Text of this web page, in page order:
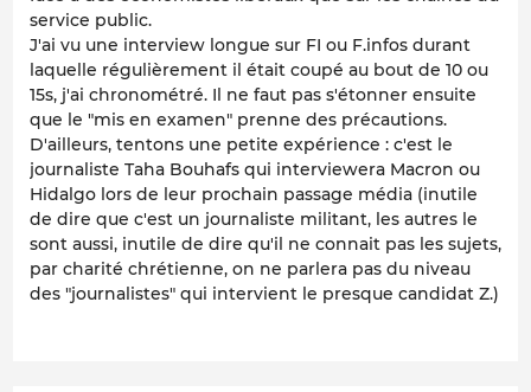
service public.
J'ai vu une interview longue sur FI ou F.infos durant
laquelle régulièrement il était coupé au bout de 10 ou
15s, j'ai chronométré. Il ne faut pas s'étonner ensuite
que le "mis en examen" prenne des précautions.
D'ailleurs, tentons une petite expérience : c'est le
journaliste Taha Bouhafs qui interviewera Macron ou
Hidalgo lors de leur prochain passage média (inutile
de dire que c'est un journaliste militant, les autres le
sont aussi, inutile de dire qu'il ne connait pas les sujets,
par charité chrétienne, on ne parlera pas du niveau
des "journalistes" qui intervient le presque candidat Z.)